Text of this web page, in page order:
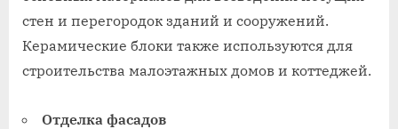
стен и перегородок зданий и сооружений.
Керамические блоки также используются для
строительства малоэтажных домов и коттеджей.
Отделка фасадов